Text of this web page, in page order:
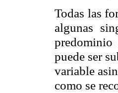
Todas las
algunas
puede ser
variable
como se